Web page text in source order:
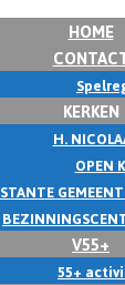
HOME
KERKEN
H.
OPEN
V55+
55+